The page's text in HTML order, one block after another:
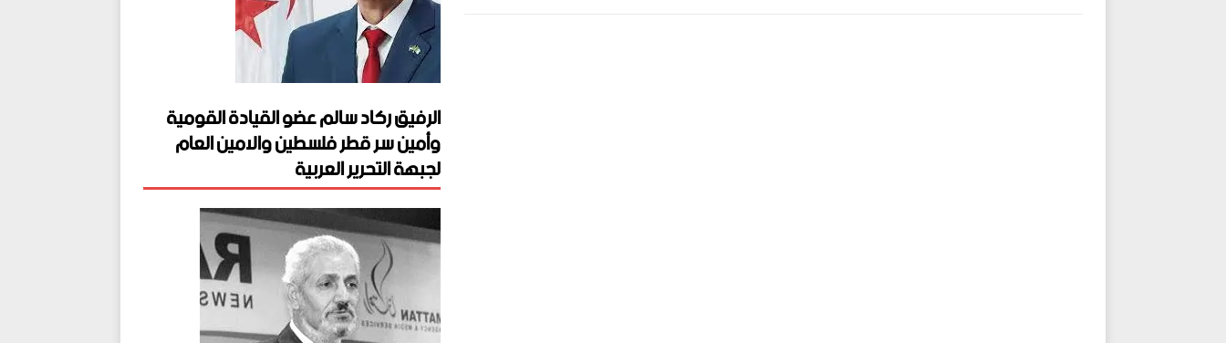
الرفيق ركاد سالم عضو القيادة القومية
وأمين سر قطر فلسطين والامين العام
لجبهة التحرير العربية